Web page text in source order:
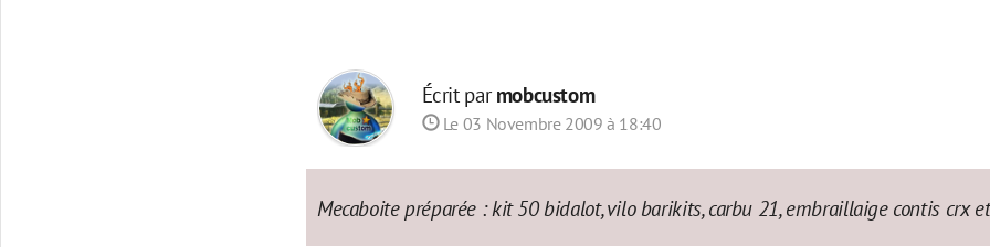
Écrit parmobcustom
Le 03 Novembre 2009 à 18:40
Mecaboite préparée : kit 50 bidalot, vilo barikits, carbu 21, embraillaige contis crx